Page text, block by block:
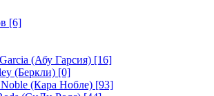
[6]
(Абу Гарсия) [16]
(Беркли) [0]
(Кара Нобле) [93]